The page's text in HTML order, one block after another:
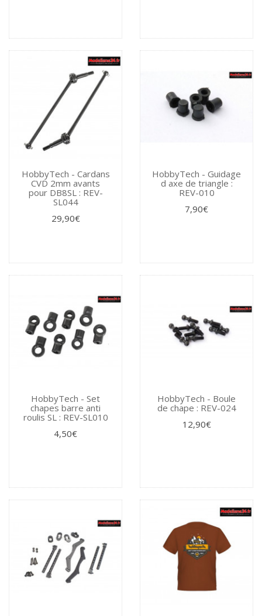
HobbyTech - Cardans
CVD 2mm avants
pour DB8SL : REV-
SL044
29,90€
HobbyTech - Guidage
d axe de triangle :
REV-010
7,90€
HobbyTech - Set
chapes barre anti
roulis SL : REV-SL010
4,50€
HobbyTech - Boule
de chape : REV-024
12,90€